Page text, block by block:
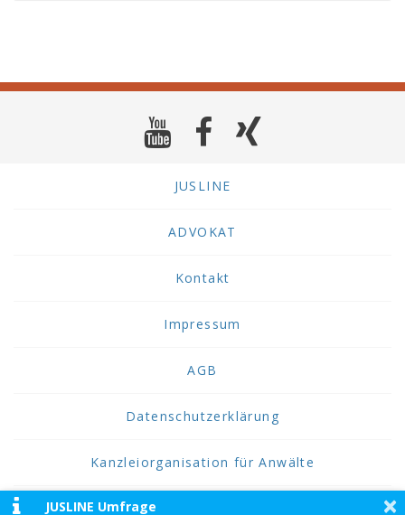
JUSLINE
ADVOKAT
Kontakt
Impressum
AGB
Datenschutzerklärung
Kanzleiorganisation für Anwälte
×
JUSLINE Umfrage